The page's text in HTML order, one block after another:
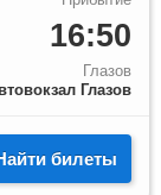
16:50
Глазов
Глазов
билеты